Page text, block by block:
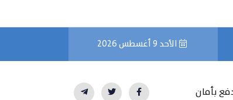
الأحد 9 أغسطس 2026
بأمان